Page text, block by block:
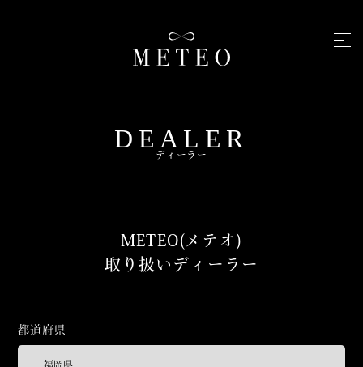
DEALER
ディーラー
METEO(メテオ)
取り扱いディーラー
都道府県